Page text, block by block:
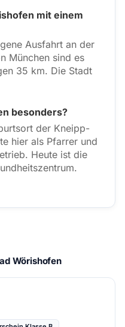
mit einem
Ausfahrt an der
München sind es
35 km. Die Stadt
besonders?
der Kneipp-
hier als Pfarrer und
Heute ist die
Wörishofen